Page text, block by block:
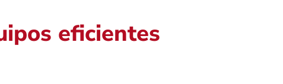
eficientes